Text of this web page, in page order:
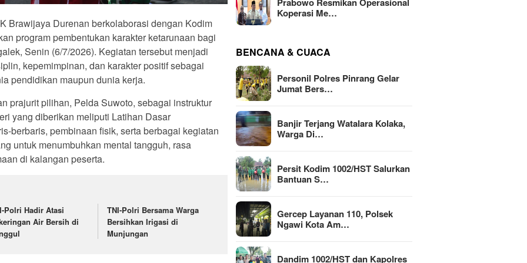
Brawijaya Durenan berkolaborasi dengan Kodim
program pembentukan karakter ketarunaan bagi
Senin (6/7/2026). Kegiatan tersebut menjadi
kepemimpinan, dan karakter positif sebagai
pendidikan maupun dunia kerja.
prajurit pilihan, Pelda Suwoto, sebagai instruktur
yang diberikan meliputi Latihan Dasar
berbaris, pembinaan fisik, serta berbagai kegiatan
untuk menumbuhkan mental tangguh, rasa
di kalangan peserta.
Polri Hadir Atasi
Air Bersih di
TNI-Polri Bersama Warga
Bersihkan Irigasi di
Munjungan
Koperasi Me…
BENCANA & CUACA
Personil Polres Pinrang Gelar
Jumat Bers…
Banjir Terjang Watalara Kolaka,
Warga Di…
Persit Kodim 1002/HST Salurkan
Bantuan S…
Gercep Layanan 110, Polsek
Ngawi Kota Am…
Dandim 1002/HST dan Kapolres